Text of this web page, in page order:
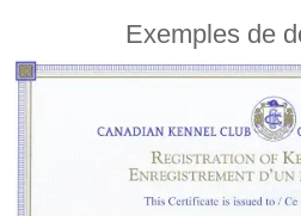
Exemples de